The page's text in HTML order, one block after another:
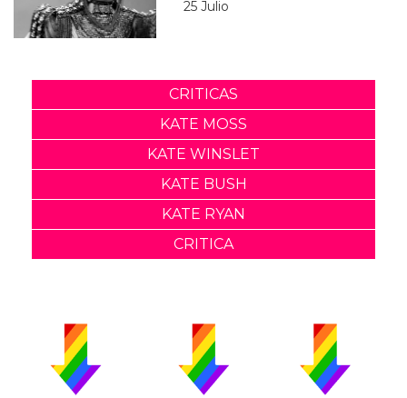
25 Julio
CRITICAS
KATE MOSS
KATE WINSLET
KATE BUSH
KATE RYAN
CRITICA